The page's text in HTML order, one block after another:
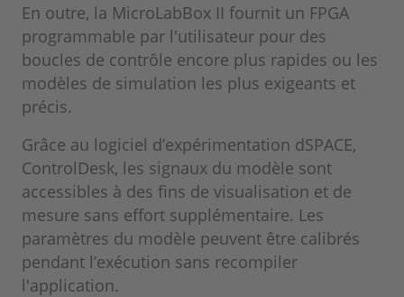
En outre, la MicroLabBox II fournit un FPGA
programmable par l'utilisateur pour des
boucles de contrôle encore plus rapides ou les
modèles de simulation les plus exigeants et
précis.
Grâce au logiciel d’expérimentation dSPACE,
ControlDesk, les signaux du modèle sont
accessibles à des fins de visualisation et de
mesure sans effort supplémentaire. Les
paramètres du modèle peuvent être calibrés
pendant l’exécution sans recompiler
l'application.